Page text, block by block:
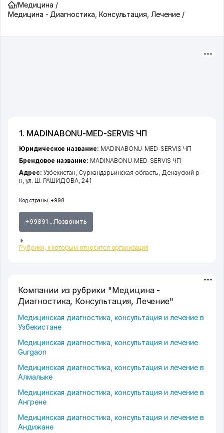
/Медицина /
Медицина - Диагностика, Консультация, Лечение /
1. MADINABONU-MED-SERVIS ЧП
Код страны: +998
+99891 ...Позвонить
Рубрики, к которым относится организация
Юридическое название: MADINABONU-MED-SERVIS ЧП
Брендовое название: MADINABONU-MED-SERVIS ЧП
Адрес: Узбекистан, Сурхандарьинская область, Денауский р-
н, ул. Ш. РАШИДОВА, 241
Компании из рубрики "Медицина -
Диагностика, Консультация, Лечение"
Медицинская диагностика, консультация и лечение в
Узбекистане
Медицинская диагностика, консультация и лечение
Gurgaon
Медицинская диагностика, консультация и лечение в
Алмалыке
Медицинская диагностика, консультация и лечение в
Ангрене
Медицинская диагностика, консультация и лечение в
Андижане